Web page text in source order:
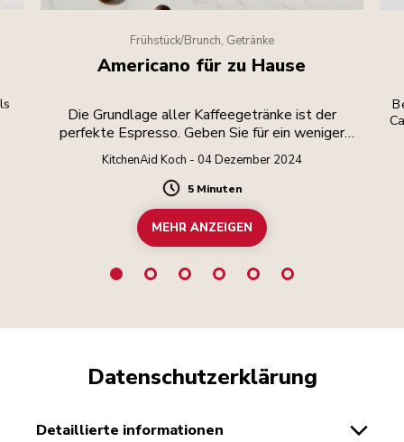
Frühstück/Brunch, Getränke
Americano für zu Hause
Die Grundlage aller Kaffeegetränke ist der
perfekte Espresso. Geben Sie für ein weniger
intensives Getränk heißes Wasser hinzu.
KitchenAid Koch - 04 Dezember 2024
Duration
5 Minuten
MEHR ANZEIGEN
Datenschutzerklärung
detaillierte informationen